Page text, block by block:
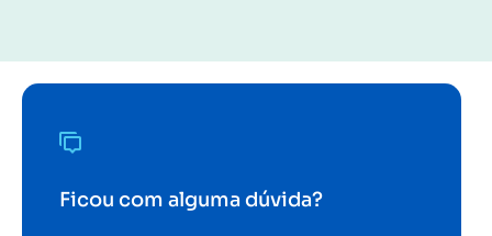
Ficou com alguma dúvida?